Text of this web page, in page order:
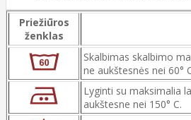
Priežiūros
ženklas
Skalbimas skalbimo
ne aukštesnės nei 60°
Lyginti su maksimalia
aukštesne nei 150° C.